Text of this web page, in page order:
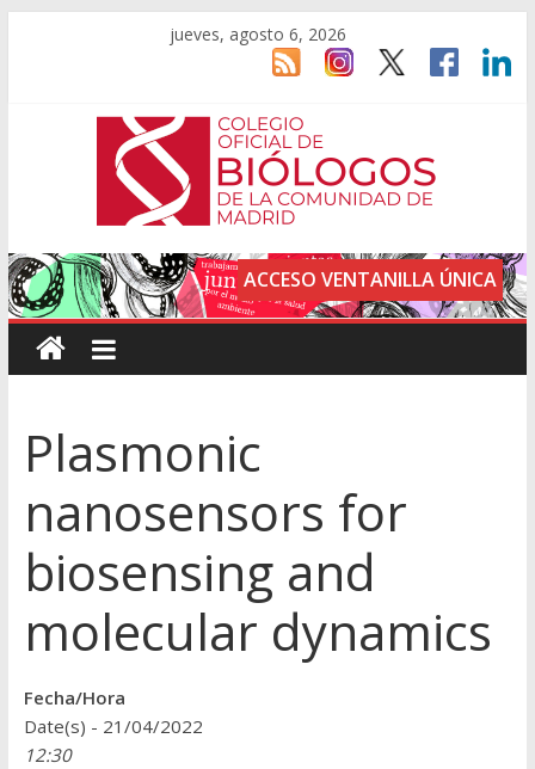
jueves, agosto 6, 2026
ACCESO VENTANILLA ÚNICA
Plasmonic
nanosensors for
biosensing and
molecular dynamics
Fecha/Hora
Date(s) - 21/04/2022
12:30